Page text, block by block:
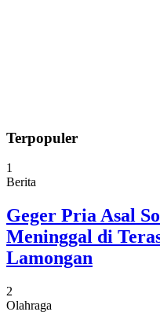
Terpopuler
1
Berita
Geger Pria Asal
Meninggal di
Lamongan
2
Olahraga